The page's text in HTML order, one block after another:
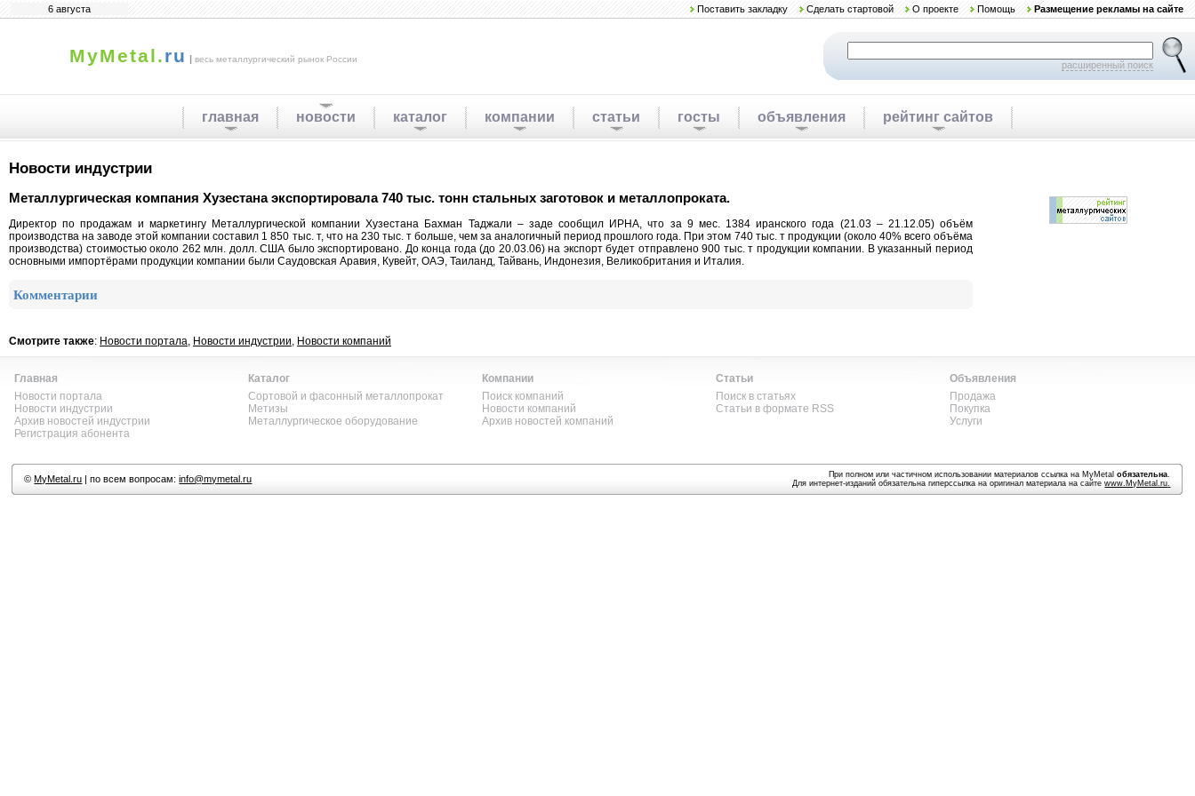
6 августа Поставить закладку Сделать стартовой О проекте Помощь Размещение рекламы на сайте
MyMetal.ru | весь металлургический рынок России
расширенный поиск
главная новости каталог компании статьи госты объявления рейтинг сайтов
Новости индустрии
Металлургическая компания Хузестана экспортировала 740 тыс. тонн стальных заготовок и металлопроката.
Директор по продажам и маркетингу Металлургической компании Хузестана Бахман Таджали – заде сообщил ИРНА, что за 9 мес. 1384 иранского года (21.03 – 21.12.05) объём
производства на заводе этой компании составил 1 850 тыс. т, что на 230 тыс. т больше, чем за аналогичный период прошлого года. При этом 740 тыс. т продукции (около 40% всего объёма
производства) стоимостью около 262 млн. долл. США было экспортировано. До конца года (до 20.03.06) на экспорт будет отправлено 900 тыс. т продукции компании. В указанный период
основными импортёрами продукции компании были Саудовская Аравия, Кувейт, ОАЭ, Таиланд, Тайвань, Индонезия, Великобритания и Италия.
Комментарии
Смотрите также: Новости портала, Новости индустрии, Новости компаний
Главная
Новости портала
Новости индустрии
Архив новостей индустрии
Регистрация абонента
Каталог
Сортовой и фасонный металлопрокат
Метизы
Металлургическое оборудование
Компании
Поиск компаний
Новости компаний
Архив новостей компаний
Статьи
Поиск в статьях
Статьи в формате RSS
Объявления
Продажа
Покупка
Услуги
©MyMetal.ru | по всем вопросам:info@mymetal.ru При полном или частичном использовании материалов ссылка на MyMetalобязательна.
Для интернет-изданий обязательна гиперссылка на оригинал материала на сайтеwww.MyMetal.ru.